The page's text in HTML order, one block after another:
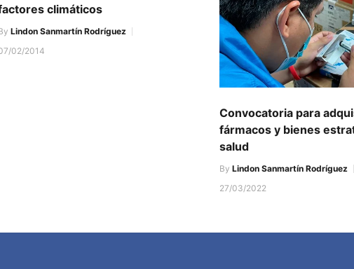
climáticos
Lindon Sanmartín Rodríguez
02/2014
Convocatoria para
fármacos y bienes
salud
ByLindon Sanmartín Rodríguez
27/03/2022